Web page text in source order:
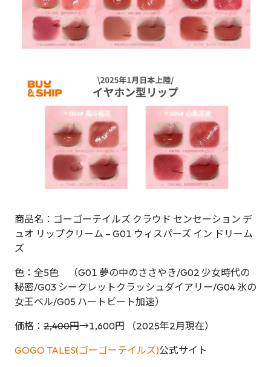
商品名：ゴーゴーテイルズ クラウド センセーション デ
ュオ リップクリーム – G01 ウィスパーズ イン ドリーム
ズ
色：全5色 （G01 夢の中のささやき/G02 少女時代の
秘密/G03 シークレットクラッシュダイアリー/G04 氷の
女王ベル/G05 ハートビート加速）
価格： 2,400円→1,600円 （2025年2月現在）
GOGO TALES(ゴーゴーテイルズ)公式サイト